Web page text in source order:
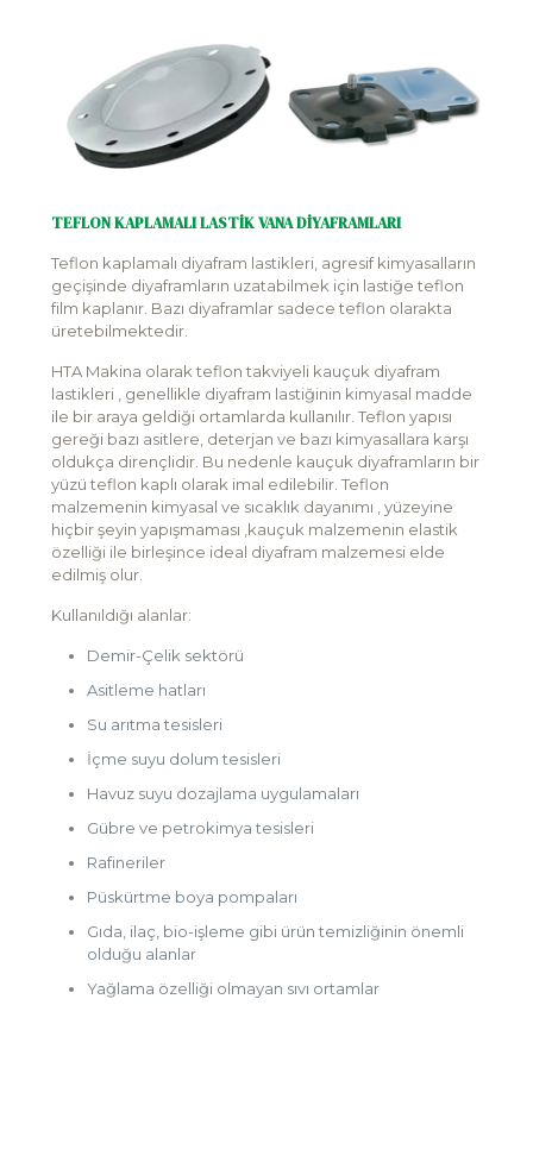
TEFLON KAPLAMALI LASTİK VANA DİYAFRAMLARI
Teflon kaplamalı diyafram lastikleri, agresif kimyasalların
geçişinde diyaframların uzatabilmek için lastiğe teflon
film kaplanır. Bazı diyaframlar sadece teflon olarakta
üretebilmektedir.
HTA Makina olarak teflon takviyeli kauçuk diyafram
lastikleri , genellikle diyafram lastiğinin kimyasal madde
ile bir araya geldiği ortamlarda kullanılır. Teflon yapısı
gereği bazı asitlere, deterjan ve bazı kimyasallara karşı
oldukça dirençlidir. Bu nedenle kauçuk diyaframların bir
yüzü teflon kaplı olarak imal edilebilir. Teflon
malzemenin kimyasal ve sıcaklık dayanımı , yüzeyine
hiçbir şeyin yapışmaması ,kauçuk malzemenin elastik
özelliği ile birleşince ideal diyafram malzemesi elde
edilmiş olur.
Kullanıldığı alanlar:
Demir-Çelik sektörü
Asitleme hatları
Su arıtma tesisleri
İçme suyu dolum tesisleri
Havuz suyu dozajlama uygulamaları
Gübre ve petrokimya tesisleri
Rafineriler
Püskürtme boya pompaları
Gıda, ilaç, bio-işleme gibi ürün temizliğinin önemli
olduğu alanlar
Yağlama özelliği olmayan sıvı ortamlar